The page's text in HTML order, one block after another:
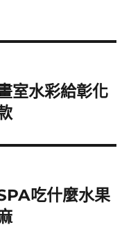
室水彩給彰化
吃什麼水果